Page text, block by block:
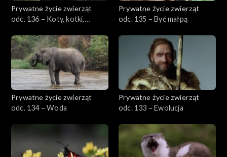
Prywatne życie zwierząt
odc. 136 – Koty, kotki,
Prywatne życie zwierząt
odc. 135 – Być małpą
Prywatne życie zwierząt
odc. 134 – Woda
Prywatne życie zwierząt
odc. 133 – Ewolucja